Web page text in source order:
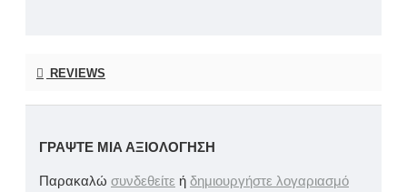
REVIEWS
ΓΡΆΨΤΕ ΜΙΑ ΑΞΙΟΛΌΓΗΣΗ
Παρακαλώ συνδεθείτε ή δημιουργήστε λογαριασμό